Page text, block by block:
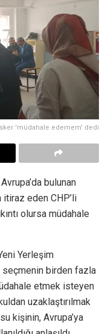
'müdahale edemem' dedi
bulunan
itiraz eden CHP’li
olursa müdahale
Yerleşim
seçmenin birden fazla
etmek isteyen
uzaklaştırılmak
kişinin, Avrupa’ya